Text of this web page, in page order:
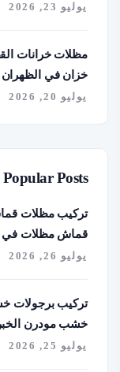
يوليو 23, 2026
خزان في الظهران
يوليو 20, 2026
Popular Posts
قماش مظلات في
يوليو 26, 2026
خشب مودرن الخبر
يوليو 25, 2026